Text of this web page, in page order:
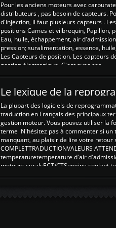
Pour les anciens moteurs avec
distributeurs , pas besoin de capteurs.
d'injection, il faut plusieurs capteurs .
positions Cames et vilbrequin, Papillon,
Eau, huile, échappement, air
pression; suralimentation, essence,
Les Capteurs de position. Les capteurs
gestion électronique. C'est avec ces ...
Le lexique de la
La plupart des logiciels de
traduction en Français des principaux
gestion moteur. Vous pouvez utiliser la
terme N'hésitez pas à commenter si
manquant, au plaisir de lire votre retour
COMPLETTRADUCTIONVALEURS
temperaturetemperature d'air
moteurs suralsECT/CTSengine coolant